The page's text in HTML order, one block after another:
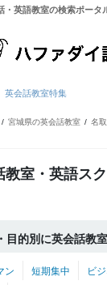
・英語教室の検索ポータ
英会話教室特集
宮城県の英会話教室
名
教室・英語ス
目的別に英会話教
ン 短期集中 ビ